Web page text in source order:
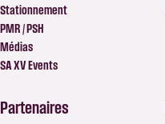
Stationnement
PMR / PSH
Médias
SA XV Events
Partenaires